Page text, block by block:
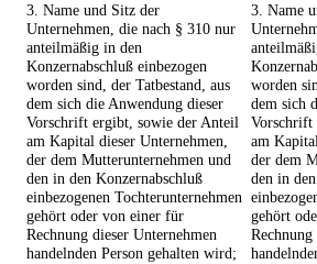
3. Name und Sitz der
Unternehmen, die nach § 310 nur
anteilmäßig in den
Konzernabschluß einbezogen
worden sind, der Tatbestand, aus
dem sich die Anwendung dieser
Vorschrift ergibt, sowie der Anteil
am Kapital dieser Unternehmen,
der dem Mutterunternehmen und
den in den Konzernabschluß
einbezogenen Tochterunternehmen
gehört oder von einer für
Rechnung dieser Unternehmen
handelnden Person gehalten wird;
3. Name
worden
dem sich
Vorschrift
am
der dem
den in
gehört